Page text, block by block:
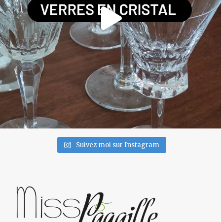
Suivez moi sur Instagram